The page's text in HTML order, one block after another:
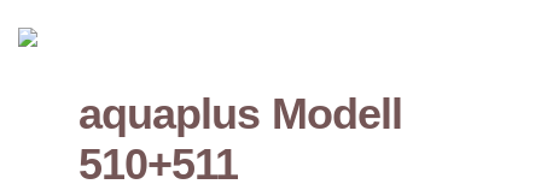
aquaplus Modell
510+511